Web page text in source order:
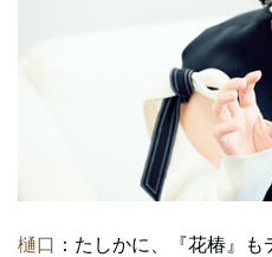
樋口 ：たしかに、『花椿』